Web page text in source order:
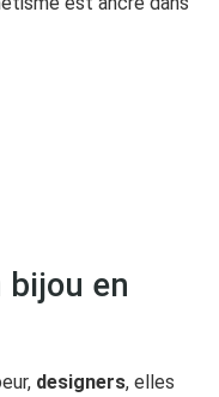
bijou en
designers, elles